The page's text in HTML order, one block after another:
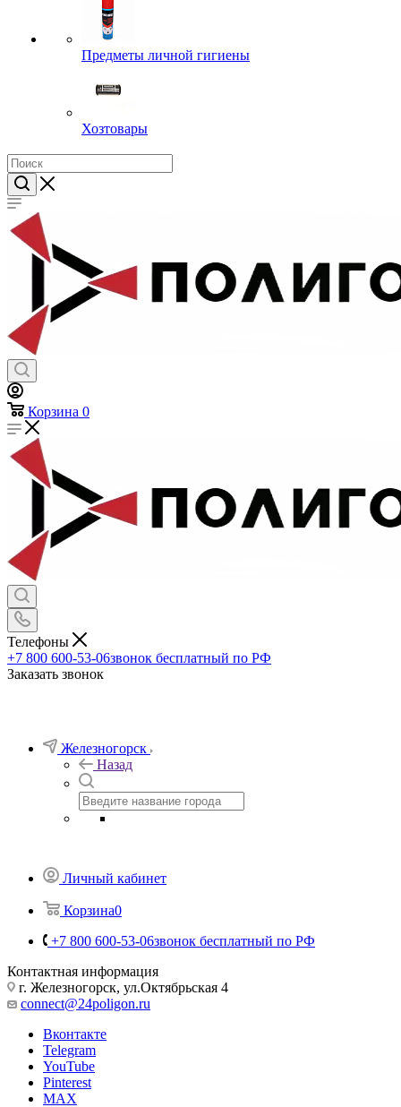
Предметы личной гигиены
Хозтовары
Корзина 0
Телефоны
+7 800 600-53-06звонок бесплатный по РФ
Заказать звонок
Железногорск
Назад
Личный кабинет
Корзина0
+7 800 600-53-06звонок бесплатный по РФ
Контактная информация
г. Железногорск, ул.Октябрьская 4
connect@24poligon.ru
Вконтакте
Telegram
YouTube
Pinterest
MAX